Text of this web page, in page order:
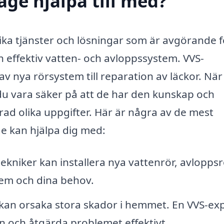
tjänster och lösningar som är avgörande
vatten- och avloppssystem. VVS-
nya rörsystem till reparation av läckor.
vara säker på att de har den kunskap och
olika uppgifter. Här är några av de mest
kan hjälpa dig med:
kan installera nya vattenrör,
och dina behov.
orsaka stora skador i hemmet. En VVS-